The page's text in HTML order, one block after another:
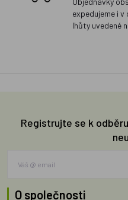
expedujeme i
lhůty uvedené
Registrujte se k
O společnosti